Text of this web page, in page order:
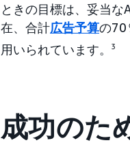
ときの目標は、妥当な
在、合計広告予算の70
用いられています。
3
成功のた